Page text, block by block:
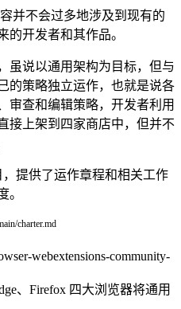
并不会过多地涉及到现有的
的开发者和其作品。
虽说以通用架构为目标，但与
的策略独立运作，也就是说各
审查和编辑策略，开发者利用
接上架到四家商店中，但并不
提供了运作章程和相关工作
。
charter.md
webextensions-community-
、Firefox 四大浏览器将通用